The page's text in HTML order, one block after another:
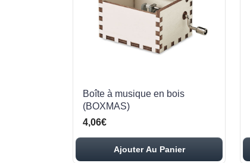
Boîte à musique en bois
(BOXMAS)
4,06€
Ajouter Au Panier